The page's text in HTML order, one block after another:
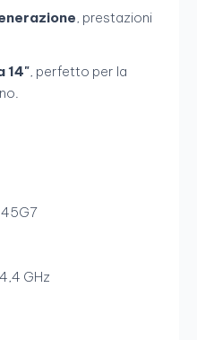
, prestazioni
14" , perfetto per la
GHz